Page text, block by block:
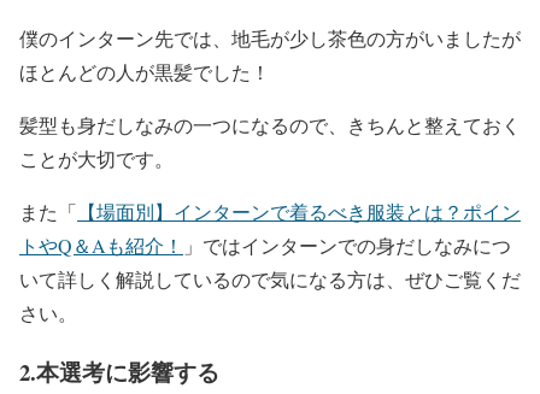
僕のインターン先では、地毛が少し茶色の方がいましたが
ほとんどの人が黒髪でした！
髪型も身だしなみの一つになるので、きちんと整えておく
ことが大切です。
また「 【場面別】インターンで着るべき服装とは？ポイン
トやQ＆Aも紹介！
」ではインターンでの身だしなみにつ
いて詳しく解説しているので気になる方は、ぜひご覧くだ
さい。
2.本選考に影響する